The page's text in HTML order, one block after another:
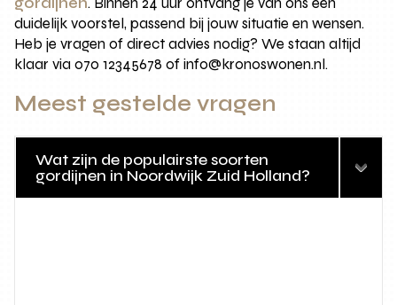
duidelijk voorstel, passend bij jouw situatie en wensen.
Heb je vragen of direct advies nodig? We staan altijd
klaar via 070 12345678 of info@kronoswonen.nl.
Meest gestelde vragen
Wat zijn de populairste soorten
gordijnen in Noordwijk Zuid Holland?